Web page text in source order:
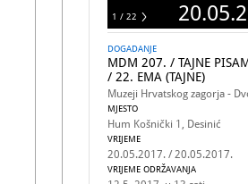
22
1 / 22
DOGADANJE
MDM 207. / TAJNE
/ 22. EMA (TAJNE)
Muzeji Hrvatskog zagorja -
MJESTO
Hum Košnički 1, Desinić
VRIJEME
20.05.2017. / 20.05.2017.
VRIJEME ODRŽAVANJA